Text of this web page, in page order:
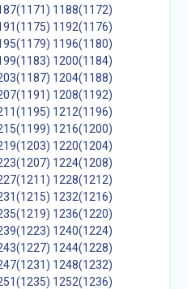
1188(1172)
1192(1176)
1196(1180)
1200(1184)
1204(1188)
1208(1192)
1212(1196)
1216(1200)
1220(1204)
1224(1208)
1228(1212)
1232(1216)
1236(1220)
1240(1224)
1244(1228)
1248(1232)
1252(1236)